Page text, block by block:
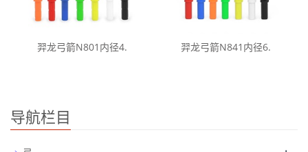
羿龙弓箭N801内径4. 羿龙弓箭N841内径6.
导航栏目